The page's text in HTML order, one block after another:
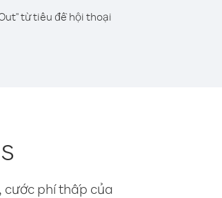
từ tiêu đề hội thoại
cước phí thấp của